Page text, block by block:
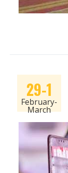
29-1
February-
March